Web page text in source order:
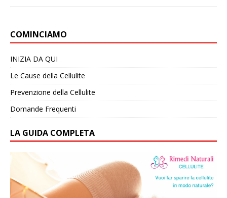
COMINCIAMO
INIZIA DA QUI
Le Cause della Cellulite
Prevenzione della Cellulite
Domande Frequenti
LA GUIDA COMPLETA